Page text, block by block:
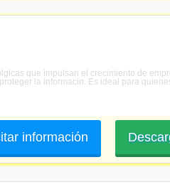
que impulsan el crecimiento de
la informacin. Es ideal para
información